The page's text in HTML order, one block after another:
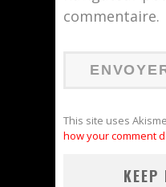
commentaire.
This site uses
how your comment